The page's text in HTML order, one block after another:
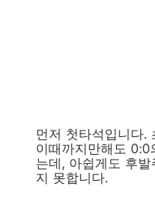
먼저 첫타석입니다.
이때까지만해도
는데, 아쉽게도 후
지 못합니다.